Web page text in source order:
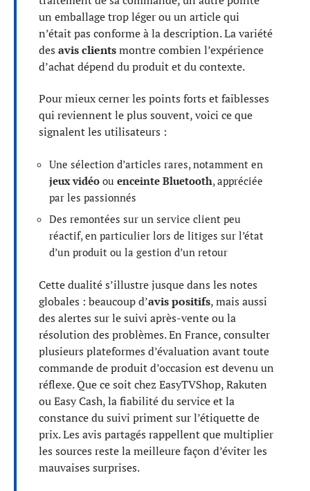
un emballage trop léger ou un article qui
n’était pas conforme à la description. La variété
des avis clientsmontre combien l’expérience
d’achat dépend du produit et du contexte.
Pour mieux cerner les points forts et faiblesses
qui reviennent le plus souvent, voici ce que
signalent les utilisateurs :
Une sélection d’articles rares, notamment en
jeux vidéo ou enceinte Bluetooth, appréciée
par les passionnés
Des remontées sur un service client peu
réactif, en particulier lors de litiges sur l’état
d’un produit ou la gestion d’un retour
Cette dualité s’illustre jusque dans les notes
globales : beaucoup d’avis positifs, mais aussi
des alertes sur le suivi après-vente ou la
résolution des problèmes. En France, consulter
plusieurs plateformes d’évaluation avant toute
commande de produit d’occasion est devenu un
réflexe. Que ce soit chez EasyTVShop, Rakuten
ou Easy Cash, la fiabilité du service et la
constance du suivi priment sur l’étiquette de
prix. Les avis partagés rappellent que multiplier
les sources reste la meilleure façon d’éviter les
mauvaises surprises.